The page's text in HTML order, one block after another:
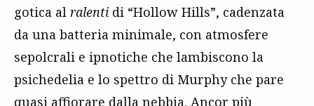
gotica al ralenti di “Hollow Hills”, cadenzata
da una batteria minimale, con atmosfere
sepolcrali e ipnotiche che lambiscono la
psichedelia e lo spettro di Murphy che pare
quasi affiorare dalla nebbia. Ancor più